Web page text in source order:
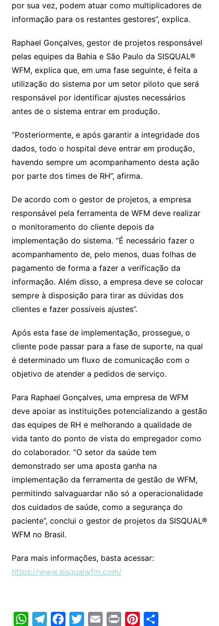
por sua vez, podem atuar como multiplicadores de
informação para os restantes gestores”, explica.
Raphael Gonçalves, gestor de projetos responsável
pelas equipes da Bahia e São Paulo da SISQUAL®
WFM, explica que, em uma fase seguinte, é feita a
utilização do sistema por um setor piloto que será
responsável por identificar ajustes necessários
antes de o sistema entrar em produção.
“Posteriormente, e após garantir a integridade dos
dados, todo o hospital deve entrar em produção,
havendo sempre um acompanhamento desta ação
por parte dos times de RH”, afirma.
De acordo com o gestor de projetos, a empresa
responsável pela ferramenta de WFM deve realizar
o monitoramento do cliente depois da
implementação do sistema. “É necessário fazer o
acompanhamento de, pelo menos, duas folhas de
pagamento de forma a fazer a verificação da
informação. Além disso, a empresa deve se colocar
sempre à disposição para tirar as dúvidas dos
clientes e fazer possíveis ajustes”.
Após esta fase de implementação, prossegue, o
cliente pode passar para a fase de suporte, na qual
é determinado um fluxo de comunicação com o
objetivo de atender a pedidos de serviço.
Para Raphael Gonçalves, uma empresa de WFM
deve apoiar as instituições potencializando a gestão
das equipes de RH e melhorando a qualidade de
vida tanto do ponto de vista do empregador como
do colaborador. “O setor da saúde tem
demonstrado ser uma aposta ganha na
implementação da ferramenta de gestão de WFM,
permitindo salvaguardar não só a operacionalidade
dos cuidados de saúde, como a segurança do
paciente”, conclui o gestor de projetos da SISQUAL®
WFM no Brasil.
Para mais informações, basta acessar:
https://www.sisqualwfm.com/
W